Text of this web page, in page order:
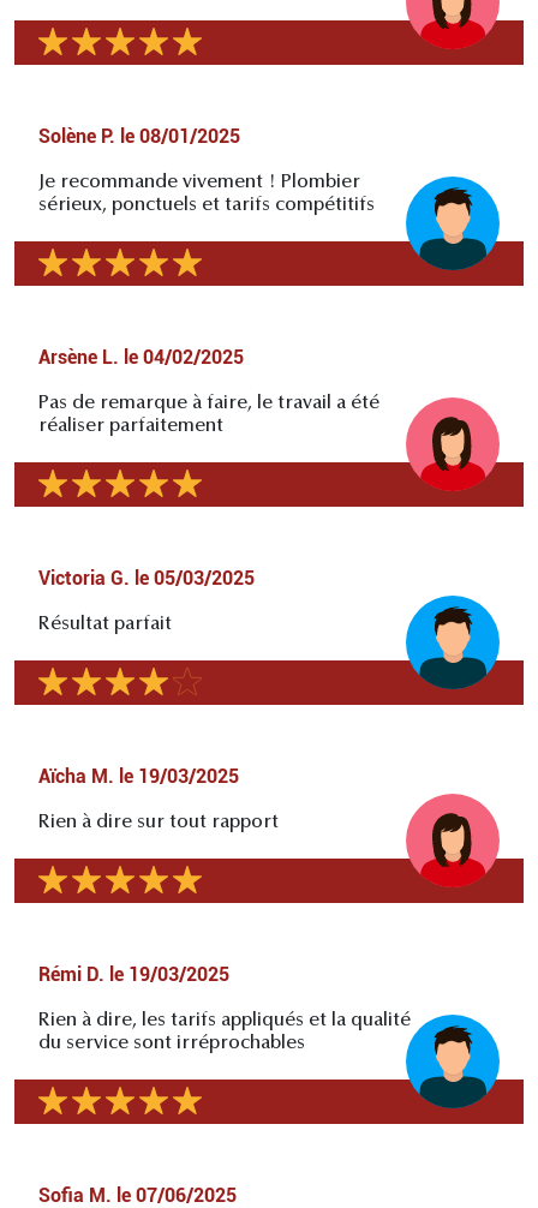
Solène P. le 08/01/2025
Je recommande vivement ! Plombier
sérieux, ponctuels et tarifs compétitifs
Arsène L. le 04/02/2025
Pas de remarque à faire, le travail a été
réaliser parfaitement
Victoria G. le 05/03/2025
Résultat parfait
Aïcha M. le 19/03/2025
Rien à dire sur tout rapport
Rémi D. le 19/03/2025
Rien à dire, les tarifs appliqués et la qualité
du service sont irréprochables
Sofia M. le 07/06/2025